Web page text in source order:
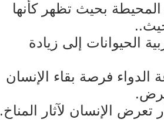
المحيطة بحيث تظهر كأنها
الحيوانات إلى زيادة
فرصة بقاء الإنسان
الإنسان لآثار المناخ.